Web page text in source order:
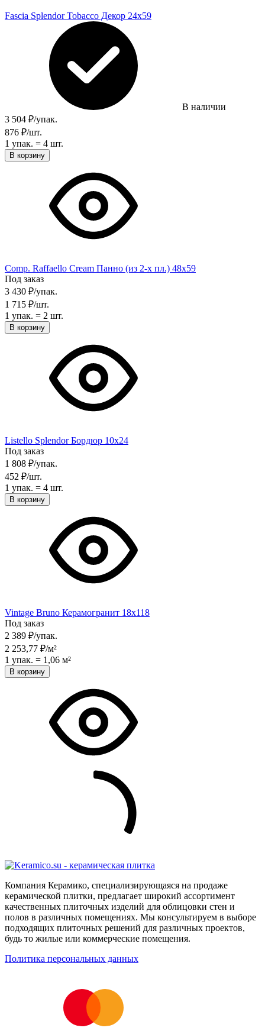
Fascia Splendor Tobacco Декор 24х59
В наличии
3 504 ₽/упак.
876 ₽/шт.
1 упак. = 4 шт.
В корзину
Comp. Raffaello Cream Панно (из 2-х пл.) 48х59
Под заказ
3 430 ₽/упак.
1 715 ₽/шт.
1 упак. = 2 шт.
В корзину
Listello Splendor Бордюр 10х24
Под заказ
1 808 ₽/упак.
452 ₽/шт.
1 упак. = 4 шт.
В корзину
Vintage Bruno Керамогранит 18х118
Под заказ
2 389 ₽/упак.
2 253,77 ₽/м²
1 упак. = 1,06 м²
В корзину
Компания Керамико, специализирующаяся на продаже
керамической плитки, предлагает широкий ассортимент
качественных плиточных изделий для облицовки стен и
полов в различных помещениях. Мы консультируем в выборе
подходящих плиточных решений для различных проектов,
будь то жилые или коммерческие помещения.
Политика персональных данных